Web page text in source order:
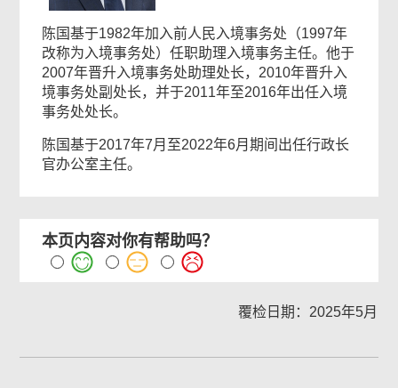
陈国基于1982年加入前人民入境事务处（1997年
改称为入境事务处）任职助理入境事务主任。他于
2007年晋升入境事务处助理处长，2010年晋升入
境事务处副处长，并于2011年至2016年出任入境
事务处处长。
陈国基于2017年7月至2022年6月期间出任行政长
官办公室主任。
本页内容对你有帮助吗？
覆检日期：2025年5月